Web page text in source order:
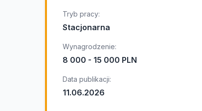
Tryb pracy:
Stacjonarna
Wynagrodzenie:
8 000 - 15 000 PLN
Data publikacji:
11.06.2026